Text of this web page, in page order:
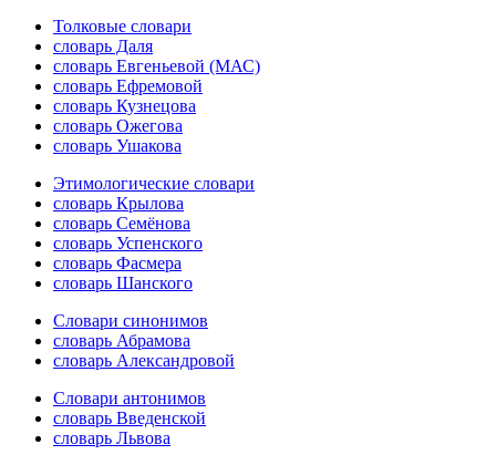
Толковые словари
словарь Даля
словарь Евгеньевой (МАС)
словарь Ефремовой
словарь Кузнецова
словарь Ожегова
словарь Ушакова
Этимологические словари
словарь Крылова
словарь Семёнова
словарь Успенского
словарь Фасмера
словарь Шанского
Словари синонимов
словарь Абрамова
словарь Александровой
Словари антонимов
словарь Введенской
словарь Львова